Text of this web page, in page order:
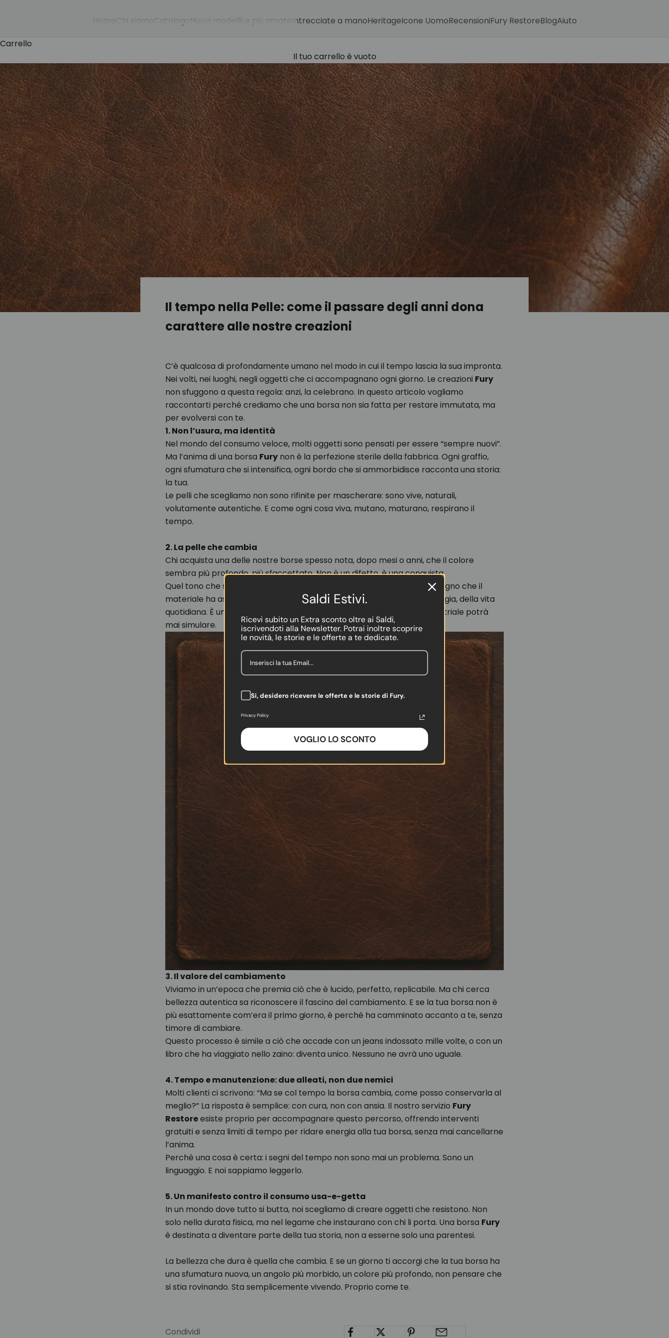
Home Chi siamo Catalogo Nuovi modelliLe più amate Intrecciate a manoHeritageIcone UomoRecensioniFury RestoreBlogAiuto
Carrello
Il tuo carrello è vuoto
Il tempo nella Pelle: come il passare degli anni dona
carattere alle nostre creazioni
C’è qualcosa di profondamente umano nel modo in cui il tempo lascia la sua impronta.
Nei volti, nei luoghi, negli oggetti che ci accompagnano ogni giorno. Le creazioni Fury
non sfuggono a questa regola: anzi, la celebrano. In questo articolo vogliamo
raccontarti perché crediamo che una borsa non sia fatta per restare immutata, ma
per evolversi con te.
1. Non l’usura, ma identità
Nel mondo del consumo veloce, molti oggetti sono pensati per essere “sempre nuovi”.
Ma l’anima di una borsa Fury non è la perfezione sterile della fabbrica. Ogni graffio,
ogni sfumatura che si intensifica, ogni bordo che si ammorbidisce racconta una storia:
la tua.
Le pelli che scegliamo non sono rifinite per mascherare: sono vive, naturali,
volutamente autentiche. E come ogni cosa viva, mutano, maturano, respirano il
tempo.
2. La pelle che cambia
Chi acquista una delle nostre borse spesso nota, dopo mesi o anni, che il colore
sembra più profondo, più sfaccettato. Non è un difetto, è una conquista.
Quel tono che si scalda, quella superficie che si ammorbidisce, sono il segno che il
materiale ha assorbito il mondo attorno. Una traccia del sole, della pioggia, della vita
quotidiana. È un tipo di trasformazione che nessuna fabbricazione industriale potrà
mai simulare.
3. Il valore del cambiamento
Viviamo in un’epoca che premia ciò che è lucido, perfetto, replicabile. Ma chi cerca
bellezza autentica sa riconoscere il fascino del cambiamento. E se la tua borsa non è
più esattamente com’era il primo giorno, è perché ha camminato accanto a te, senza
timore di cambiare.
Questo processo è simile a ciò che accade con un jeans indossato mille volte, o con un
libro che ha viaggiato nello zaino: diventa unico. Nessuno ne avrà uno uguale.
4. Tempo e manutenzione: due alleati, non due nemici
Molti clienti ci scrivono: “Ma se col tempo la borsa cambia, come posso conservarla al
meglio?” La risposta è semplice: con cura, non con ansia. Il nostro servizio Fury
Restoreesiste proprio per accompagnare questo percorso, offrendo interventi
gratuiti e senza limiti di tempo per ridare energia alla tua borsa, senza mai cancellarne
l’anima.
Perché una cosa è certa: i segni del tempo non sono mai un problema. Sono un
linguaggio. E noi sappiamo leggerlo.
5. Un manifesto contro il consumo usa-e-getta
In un mondo dove tutto si butta, noi scegliamo di creare oggetti che resistono. Non
solo nella durata fisica, ma nel legame che instaurano con chi li porta. Una borsa Fury
è destinata a diventare parte della tua storia, non a esserne solo una parentesi.
La bellezza che dura è quella che cambia. E se un giorno ti accorgi che la tua borsa ha
una sfumatura nuova, un angolo più morbido, un colore più profondo, non pensare che
si stia rovinando. Sta semplicemente vivendo. Proprio come te.
Condividi
Saldi Estivi.
Ricevi subito un Extra sconto oltre ai Saldi,
iscrivendoti alla Newsletter. Potrai inoltre scoprire
le novità, le storie e le offerte a te dedicate.
Si, desidero ricevere le offerte e le storie di Fury.
Privacy Policy
VOGLIO LO SCONTO